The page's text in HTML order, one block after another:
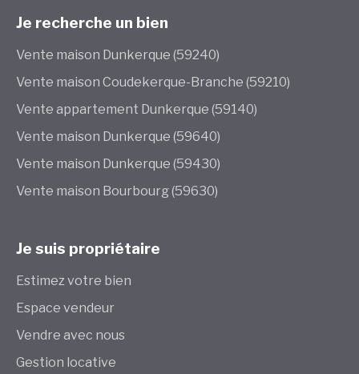
Je recherche un bien
Vente maison Dunkerque (59240)
Vente maison Coudekerque-Branche (59210)
Vente appartement Dunkerque (59140)
Vente maison Dunkerque (59640)
Vente maison Dunkerque (59430)
Vente maison Bourbourg (59630)
Je suis propriétaire
Estimez votre bien
Espace vendeur
Vendre avec nous
Gestion locative